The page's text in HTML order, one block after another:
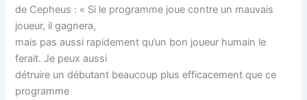
de Cepheus : « Si le programme joue contre un mauvais
joueur, il gagnera,
mais pas aussi rapidement qu’un bon joueur humain le
ferait. Je peux aussi
détruire un débutant beaucoup plus efficacement que ce
programme